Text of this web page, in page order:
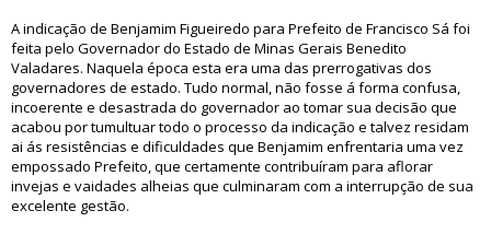
A indicação de Benjamim Figueiredo para Prefeito de Francisco Sá foi
feita pelo Governador do Estado de Minas Gerais Benedito
Valadares. Naquela época esta era uma das prerrogativas dos
governadores de estado. Tudo normal, não fosse á forma confusa,
incoerente e desastrada do governador ao tomar sua decisão que
acabou por tumultuar todo o processo da indicação e talvez residam
ai ás resistências e dificuldades que Benjamim enfrentaria uma vez
empossado Prefeito, que certamente contribuíram para aflorar
invejas e vaidades alheias que culminaram com a interrupção de sua
excelente gestão.